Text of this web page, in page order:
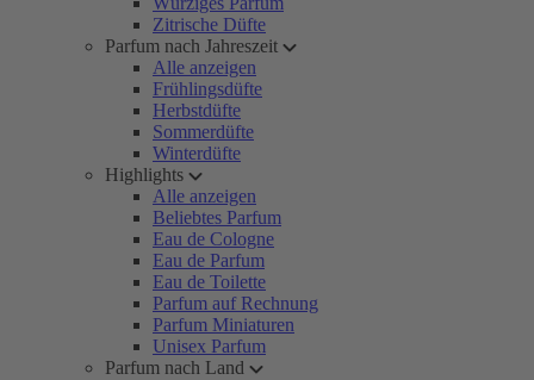
Zitrische Düfte
Parfum nach Jahreszeit
Alle anzeigen
Frühlingsdüfte
Herbstdüfte
Sommerdüfte
Winterdüfte
Highlights
Alle anzeigen
Beliebtes Parfum
Eau de Cologne
Eau de Parfum
Eau de Toilette
Parfum auf Rechnung
Parfum Miniaturen
Unisex Parfum
Parfum nach Land